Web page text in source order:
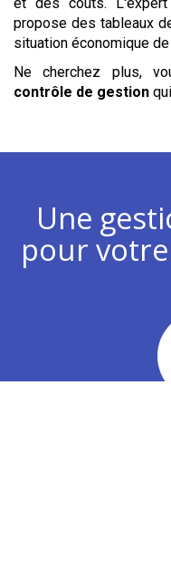
propose des tableaux
situation économique
Ne cherchez plus,
contrôle de gestion
Une
pour